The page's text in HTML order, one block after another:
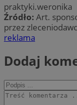
praktyki.weronika
Źródło: Art.
przez
reklama
Dodaj